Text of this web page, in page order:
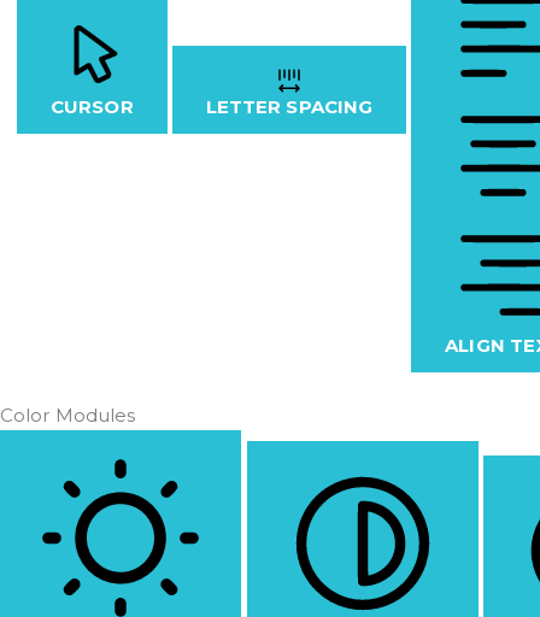
CURSOR LETTER SPACING
ALIGN
Color Modules